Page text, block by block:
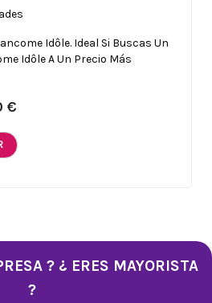
Idôle. Ideal Si Buscas Un
Idôle A Un Precio Más
€
? ¿ ERES MAYORISTA
?